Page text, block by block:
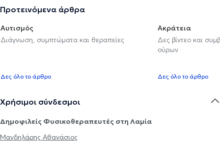
Προτεινόμενα άρθρα
Αυτισμός
Διάγνωση, συμπτώματα και θεραπείες
Δες όλο το άρθρο
Ακράτεια
Δες βίντεο και
ούρων
Δες όλο το άρθρο
Χρήσιμοι σύνδεσμοι
Δημοφιλείς Φυσικοθεραπευτές στη Λαμία
Μανδηλάρης Αθανάσιος